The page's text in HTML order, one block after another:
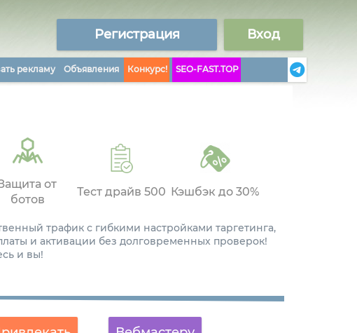
Регистрация Вход
рекламу Объявления Конкурс! SEO-FAST.TOP
от
ботов
Тест драйв 500 Кэшбэк до 30%
трафик с гибкими настройками таргетинга,
и активации без долговременных проверок!
и вы!